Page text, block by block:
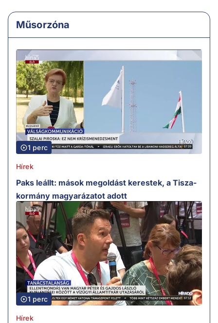
Műsorzóna
1 perc
Hírek
Paks leállt: mások megoldást kerestek, a Tisza-
kormány magyarázatot adott
1 perc
Hírek